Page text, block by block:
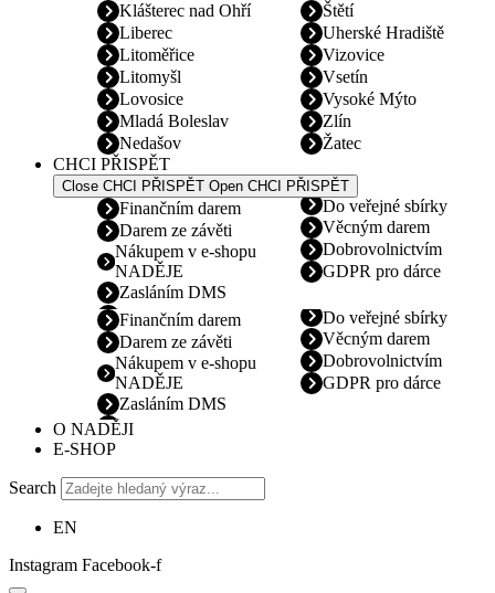
Klášterec nad Ohří
Liberec
Litoměřice
Litomyšl
Lovosice
Mladá Boleslav
Nedašov
Štětí
Uherské Hradiště
Vizovice
Vsetín
Vysoké Mýto
Zlín
Žatec
CHCI PŘISPĚT
Close CHCI PŘISPĚT Open CHCI PŘISPĚT
Finančním darem
Darem ze závěti
Nákupem v e-shopu
NADĚJE
Zasláním DMS
Do veřejné sbírky
Věcným darem
Dobrovolnictvím
GDPR pro dárce
Finančním darem
Darem ze závěti
Nákupem v e-shopu
NADĚJE
Zasláním DMS
Do veřejné sbírky
Věcným darem
Dobrovolnictvím
GDPR pro dárce
O NADĚJI
E-SHOP
Search
EN
Instagram Facebook-f